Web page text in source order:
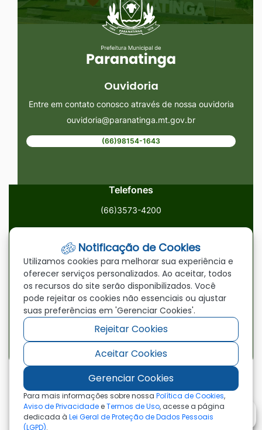
Ouvidoria
Entre em contato conosco através de nossa ouvidoria
ouvidoria@paranatinga.mt.gov.br
(66)98154-1643
Telefones
(66)3573-4200
ouvidoria@paranatinga.mt.gov.br
Localização
Av. Brasil, 1900, Centro, Paranatinga/MT, 78870-000
Redes Sociais
Acessar
a
Rede
Social
Facebook
Acessar
a
Rede
Social
Youtube
Acessar
a
Rede
Social
©2026 - Prefeitura Municipal de Paranatinga - MT
- Todos os direitos reservados
Notificação de Cookies
Utilizamos cookies para melhorar sua experiência e
oferecer serviços personalizados. Ao aceitar, todos
os recursos do site serão disponibilizados. Você
pode rejeitar os cookies não essenciais ou ajustar
suas preferências em 'Gerenciar Cookies'.
Rejeitar Cookies
Aceitar Cookies
Gerenciar Cookies
Para mais informações sobre nossa Política de Cookies,
Aviso de PrivacidadeeTermos de Uso, acesse a página
dedicada à Lei Geral de Proteção de Dados Pessoais
(LGPD).